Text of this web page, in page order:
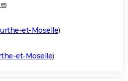
et-Moselle)
et-Moselle)